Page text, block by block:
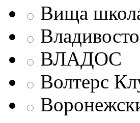
Вища
ВЛАДОС
Волтерс